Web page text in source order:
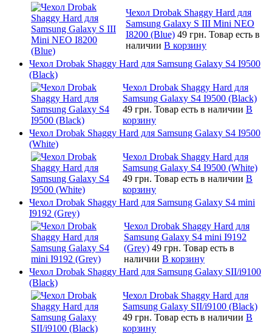
Чехол Drobak Shaggy Hard для
Samsung Galaxy S III Mini NEO
I8200 (Blue) 49 грн. Товар есть в
наличии В корзину
Чехол Drobak Shaggy Hard для Samsung Galaxy S4 I9500
(Black)
Чехол Drobak Shaggy Hard для
Samsung Galaxy S4 I9500 (Black)
49 грн. Товар есть в наличии В
корзину
Чехол Drobak Shaggy Hard для Samsung Galaxy S4 I9500
(White)
Чехол Drobak Shaggy Hard для
Samsung Galaxy S4 I9500 (White)
49 грн. Товар есть в наличии В
корзину
Чехол Drobak Shaggy Hard для Samsung Galaxy S4 mini
I9192 (Grey)
Чехол Drobak Shaggy Hard для
Samsung Galaxy S4 mini I9192
(Grey) 49 грн. Товар есть в
наличии В корзину
Чехол Drobak Shaggy Hard для Samsung Galaxy SII/i9100
(Black)
Чехол Drobak Shaggy Hard для
Samsung Galaxy SII/i9100 (Black)
49 грн. Товар есть в наличии В
корзину